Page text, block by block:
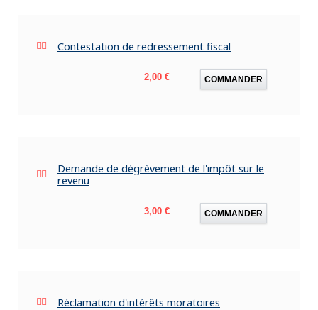
Contestation de redressement fiscal
Prix
2,00 € COMMANDER
Demande de dégrèvement de l'impôt sur le
revenu
Prix
3,00 € COMMANDER
Réclamation d'intérêts moratoires